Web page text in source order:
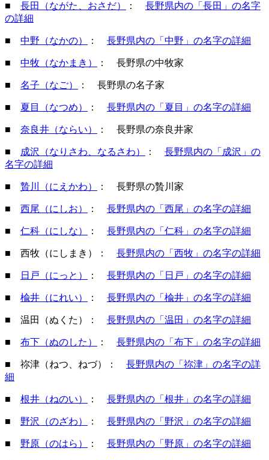
■ 長田（ながた、おさだ） ： 長野県内の「長田」の名字
の詳細
■ 中野（なかの） ： 長野県内の「中野」の名字の詳細
■ 中牧（なかまき） ： 長野県の中牧家
■ 名子（なご） ： 長野県の名子家
■ 夏目（なつめ） ： 長野県内の「夏目」の名字の詳細
■ 奈良井（ならい） ： 長野県の奈良井家
■ 成沢（なりさわ、なるさわ） ： 長野県内の「成沢」の
名字の詳細
■ 贄川（にえかわ） ： 長野県の贄川家
■ 西尾（にしお） ： 長野県内の「西尾」の名字の詳細
■ 仁科（にしな） ： 長野県内の「仁科」の名字の詳細
■ 西牧（にしまき）： 長野県内の「西牧」の名字の詳細
■ 日戸（にっと） ： 長野県内の「日戸」の名字の詳細
■ 楡井（にれい） ： 長野県内の「楡井」の名字の詳細
■ 温田（ぬくた）： 長野県内の「温田」の名字の詳細
■ 布下（ぬのした） ： 長野県内の「布下」の名字の詳細
■ 祢津（ねつ、ねづ）： 長野県内の「祢津」の名字の詳
細
■ 根井（ねのい） ： 長野県内の「根井」の名字の詳細
■ 野沢（のざわ） ： 長野県内の「野沢」の名字の詳細
■ 野原（のはら） ： 長野県内の「野原」の名字の詳細